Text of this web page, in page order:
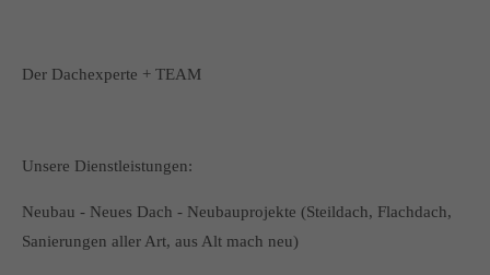
Der Dachexperte + TEAM
Unsere Dienstleistungen:
Neubau - Neues Dach - Neubauprojekte (Steildach, Flachdach,
Sanierungen aller Art, aus Alt mach neu)